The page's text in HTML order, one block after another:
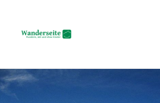
Wanderseite.ch